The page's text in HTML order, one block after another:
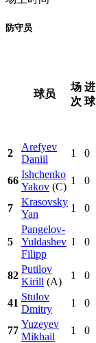
防守员
球员
场
次
进
球
2
Arefyev
Daniil
1 0
66
Ishchenko
Yakov (C)
1 0
7
Krasovsky
Yan
1 0
5
Pangelov-
Yuldashev
Filipp
1 0
82
Putilov
Kirill (A)
1 0
41
Stulov
Dmitry
1 0
77
Yuzeyev
Mikhail
1 0